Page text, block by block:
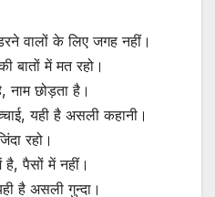
वालों के लिए जगह नहीं।
बातों में मत रहो।
नाम छोड़ता है।
यही है असली कहानी।
रहो।
पैसों में नहीं।
है असली गुन्‍दा।